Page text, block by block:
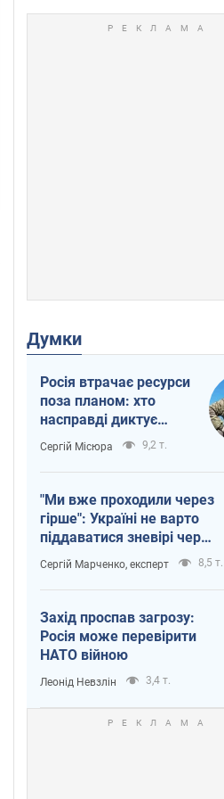
Думки
Росія втрачає ресурси
поза планом: хто
насправді диктує
темп війни
Сергій Місюра 9,2 т.
"Ми вже проходили через
гірше": Україні не варто
піддаватися зневірі через
ракетний терор
Сергій Марченко, експерт 8,5 т.
Захід проспав загрозу:
Росія може перевірити
НАТО війною
Леонід Невзлін 3,4 т.